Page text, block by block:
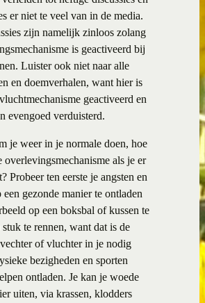
er niet te veel van in de media.
zijn namelijk zinloos zolang
is geactiveerd bij
Luister ook niet naar alle
en doemverhalen, want hier is
geactiveerd en
evengoed verduisterd.
je weer in je normale doen, hoe
overlevingsmechanisme als je er
Probeer ten eerste je angsten en
een gezonde manier te ontladen
op een boksbal of kussen te
stuk te rennen, want dat is de
of vluchter in je nodig
bezigheden en sporten
ontladen. Je kan je woede
uiten, via krassen, klodders